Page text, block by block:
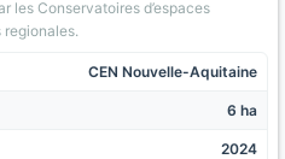
les Conservatoires d’espaces
regionales.
CEN Nouvelle-Aquitaine
6 ha
2024